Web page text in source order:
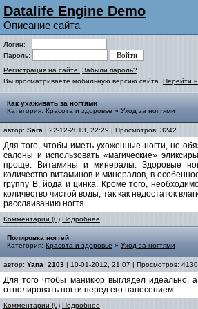
Datalife Engine Demo
Описание сайта
Логин:
Пароль:
Регистрация на сайте! Забыли пароль?
Вы просматриваете мобильную версию сайта. Перейти
Как ухаживать за ногтями
Категория: Красота и здоровье » Уход за ногтями
автор: Sara | 22-12-2013, 22:29 | Просмотров: 3242
Для того, чтобы иметь ухоженные ногти, не
салоны и использовать «магические»
проще. Витамины и минералы. Здоровые
количество витаминов и минералов, в
группу В, йода и цинка. Кроме того,
количество чистой воды, так как недостаток
расслаиванию ногтя.
Комментарии (0) Подробнее
Полировка ногтей
Категория: Красота и здоровье » Уход за ногтями
автор: Yana_2103 | 10-01-2012, 21:07 | Просмотров: 4130
Для того чтобы маникюр выглядел идеально,
отполировать ногти перед его нанесением.
Комментарии (0) Подробнее